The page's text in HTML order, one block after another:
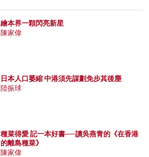
繪本界一顆閃亮新星
陳家偉
日本人口萎縮 中港須先謀劃免步其後塵
陸振球
種菜得愛 記一本好書──讀吳燕青的《在香港
的離島種菜》
陳家偉